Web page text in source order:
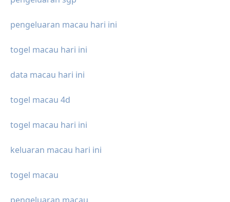
pengeluaran macau hari ini
togel macau hari ini
data macau hari ini
togel macau 4d
togel macau hari ini
keluaran macau hari ini
togel macau